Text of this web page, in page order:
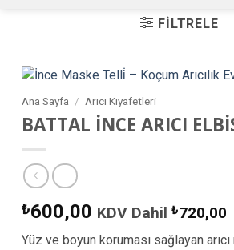
FILTRELE
Ana Sayfa / Arıcı Kıyafetleri
BATTAL İNCE ARICI
₺600,00 KDV Dahil ₺720,00
Yüz ve boyun koruması sağlayan